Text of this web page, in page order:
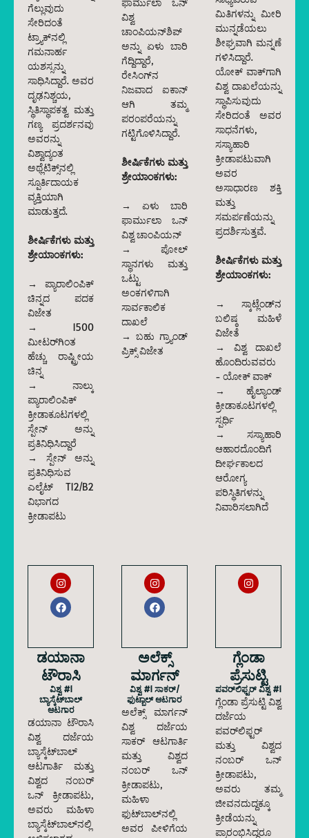
ಗೆಲ್ಲುವುದು
ಸೇರಿದಂತೆ
ಟ್ರ್ಯಾಕ್‌ನಲ್ಲಿ
ಗಮನಾರ್ಹ
ಯಶಸ್ಸನ್ನು
ಸಾಧಿಸಿದ್ದಾರೆ. ಅವರ
ದೃಢನಿಶ್ಚಯ,
ಸ್ಥಿತಿಸ್ಥಾಪಕತ್ವ ಮತ್ತು
ಗಣ್ಯ ಪ್ರದರ್ಶನವು
ಅವರನ್ನು
ವಿಶ್ವಾದ್ಯಂತ
ಅಥ್ಲೆಟಿಕ್ಸ್‌ನಲ್ಲಿ
ಸ್ಪೂರ್ತಿದಾಯಕ
ವ್ಯಕ್ತಿಯಾಗಿ
ಮಾಡುತ್ತದೆ.
ಶೀರ್ಷಿಕೆಗಳು ಮತ್ತು
ಶ್ರೇಯಾಂಕಗಳು:
→ ಪ್ಯಾರಾಲಿಂಪಿಕ್
ಚಿನ್ನದ ಪದಕ
ವಿಜೇತ
→ 1500
ಮೀಟರ್‌ಗಿಂತ
ಹೆಚ್ಚು ರಾಷ್ಟ್ರೀಯ
ಚಿನ್ನ
→ ನಾಲ್ಕು
ಪ್ಯಾರಾಲಿಂಪಿಕ್
ಕ್ರೀಡಾಕೂಟಗಳಲ್ಲಿ
ಸ್ಪೇನ್ ಅನ್ನು
ಪ್ರತಿನಿಧಿಸಿದ್ದಾರೆ
→ ಸ್ಪೇನ್ ಅನ್ನು
ಪ್ರತಿನಿಧಿಸುವ
ಎಲೈಟ್ T12/B2
ವಿಭಾಗದ
ಕ್ರೀಡಾಪಟು
ಫಾರ್ಮುಲಾ ಒನ್
ವಿಶ್ವ
ಚಾಂಪಿಯನ್‌ಶಿಪ್
ಅನ್ನು ಏಳು ಬಾರಿ
ಗೆದ್ದಿದ್ದಾರೆ,
ರೇಸಿಂಗ್‌ನ
ನಿಜವಾದ ಐಕಾನ್
ಆಗಿ ತಮ್ಮ
ಪರಂಪರೆಯನ್ನು
ಗಟ್ಟಿಗೊಳಿಸಿದ್ದಾರೆ.
ಶೀರ್ಷಿಕೆಗಳು ಮತ್ತು
ಶ್ರೇಯಾಂಕಗಳು:
→ ಏಳು ಬಾರಿ
ಫಾರ್ಮುಲಾ ಒನ್
ವಿಶ್ವ ಚಾಂಪಿಯನ್
→ ಪೋಲ್
ಸ್ಥಾನಗಳು ಮತ್ತು
ಒಟ್ಟು
ಅಂಕಗಳಿಗಾಗಿ
ಸಾರ್ವಕಾಲಿಕ
ದಾಖಲೆ
→ ಬಹು ಗ್ರ್ಯಾಂಡ್
ಪ್ರಿಕ್ಸ್ ವಿಜೇತ
ಮಿತಿಗಳನ್ನು ಮೀರಿ
ಮುನ್ನಡೆಯಲು
ಶೀಘ್ರವಾಗಿ ಮನ್ನಣೆ
ಗಳಿಸಿದ್ದಾರೆ.
ಯೋಕ್ ವಾಕ್‌ಗಾಗಿ
ವಿಶ್ವ ದಾಖಲೆಯನ್ನು
ಸ್ಥಾಪಿಸುವುದು
ಸೇರಿದಂತೆ ಅವರ
ಸಾಧನೆಗಳು,
ಸಸ್ಯಾಹಾರಿ
ಕ್ರೀಡಾಪಟುವಾಗಿ
ಅವರ
ಅಸಾಧಾರಣ ಶಕ್ತಿ
ಮತ್ತು
ಸಮರ್ಪಣೆಯನ್ನು
ಪ್ರದರ್ಶಿಸುತ್ತವೆ.
ಶೀರ್ಷಿಕೆಗಳು ಮತ್ತು
ಶ್ರೇಯಾಂಕಗಳು:
→ ಸ್ಕಾಟ್ಲೆಂಡ್‌ನ
ಬಲಿಷ್ಠ ಮಹಿಳೆ
ವಿಜೇತೆ
→ ವಿಶ್ವ ದಾಖಲೆ
ಹೊಂದಿರುವವರು
- ಯೋಕ್ ವಾಕ್
→ ಹೈಲ್ಯಾಂಡ್
ಕ್ರೀಡಾಕೂಟಗಳಲ್ಲಿ
ಸ್ಪರ್ಧಿ
→ ಸಸ್ಯಾಹಾರಿ
ಆಹಾರದೊಂದಿಗೆ
ದೀರ್ಘಕಾಲದ
ಆರೋಗ್ಯ
ಪರಿಸ್ಥಿತಿಗಳನ್ನು
ನಿವಾರಿಸಲಾಗಿದೆ
ಡಯಾನಾ
ಟೌರಾಸಿ
ವಿಶ್ವ #1
ಬ್ಯಾಸ್ಕೆಟ್‌ಬಾಲ್
ಆಟಗಾರ
ಡಯಾನಾ ಟೌರಾಸಿ
ವಿಶ್ವ ದರ್ಜೆಯ
ಬ್ಯಾಸ್ಕೆಟ್‌ಬಾಲ್
ಆಟಗಾರ್ತಿ ಮತ್ತು
ವಿಶ್ವದ ನಂಬರ್
ಒನ್ ಕ್ರೀಡಾಪಟು,
ಅವರು ಮಹಿಳಾ
ಬ್ಯಾಸ್ಕೆಟ್‌ಬಾಲ್‌ನಲ್ಲಿ
ಅಲೆಕ್ಸ್
ಮಾರ್ಗನ್
ವಿಶ್ವ #1 ಸಾಕರ್/
ಫುಟ್ಬಾಲ್ ಆಟಗಾರ
ಅಲೆಕ್ಸ್ ಮಾರ್ಗನ್
ವಿಶ್ವ ದರ್ಜೆಯ
ಸಾಕರ್ ಆಟಗಾರ್ತಿ
ಮತ್ತು ವಿಶ್ವದ
ನಂಬರ್ ಒನ್
ಕ್ರೀಡಾಪಟು,
ಮಹಿಳಾ
ಫುಟ್‌ಬಾಲ್‌ನಲ್ಲಿ
ಅವರ ಪೀಳಿಗೆಯ
ಗ್ಲೆಂಡಾ
ಪ್ರೆಸುಟ್ಟಿ
ಪವರ್‌ಲಿಫ್ಟರ್ ವಿಶ್ವ #1
ಗ್ಲೆಂಡಾ ಪ್ರೆಸುಟ್ಟಿ ವಿಶ್ವ
ದರ್ಜೆಯ
ಪವರ್‌ಲಿಫ್ಟರ್
ಮತ್ತು ವಿಶ್ವದ
ನಂಬರ್ ಒನ್
ಕ್ರೀಡಾಪಟು,
ಅವರು ತಮ್ಮ
ಜೀವನದುದ್ದಕ್ಕೂ
ಕ್ರೀಡೆಯನ್ನು
ಪ್ರಾರಂಭಿಸಿದ್ದರೂ